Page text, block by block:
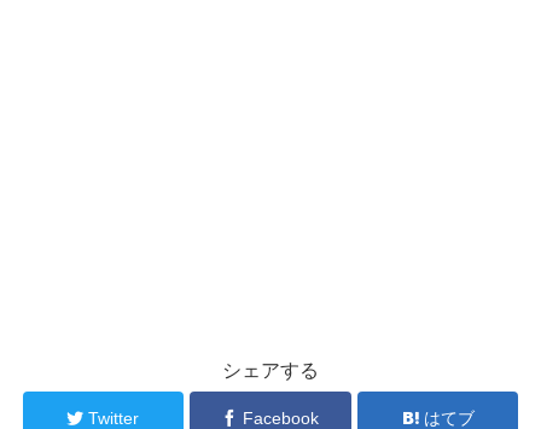
シェアする
Twitter Facebook はてブ